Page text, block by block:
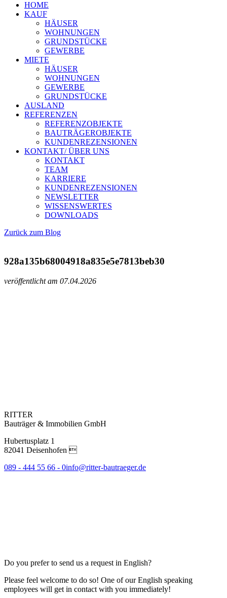
HOME
KAUF
HÄUSER
WOHNUNGEN
GRUNDSTÜCKE
GEWERBE
MIETE
HÄUSER
WOHNUNGEN
GEWERBE
GRUNDSTÜCKE
AUSLAND
REFERENZEN
REFERENZOBJEKTE
BAUTRÄGEROBJEKTE
KUNDENREZENSIONEN
KONTAKT/ ÜBER UNS
KONTAKT
TEAM
KARRIERE
KUNDENREZENSIONEN
NEWSLETTER
WISSENSWERTES
DOWNLOADS
Zurück zum Blog
928a135b68004918a835e5e7813beb30
veröffentlicht am 07.04.2026
RITTER
Bauträger & Immobilien GmbH
Hubertusplatz 1
82041 Deisenhofen 
089 - 444 55 66 - 0info@ritter-bautraeger.de
Do you prefer to send us a request in English?
Please feel welcome to do so! One of our English speaking
employees will get in contact with you immediately!